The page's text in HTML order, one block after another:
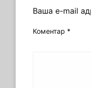
Ваша e-mail
Коментар *